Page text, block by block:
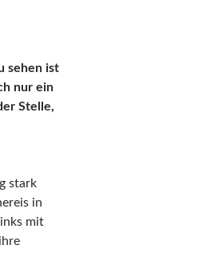
sehen ist
nur ein
Stelle,
stark
in
mit